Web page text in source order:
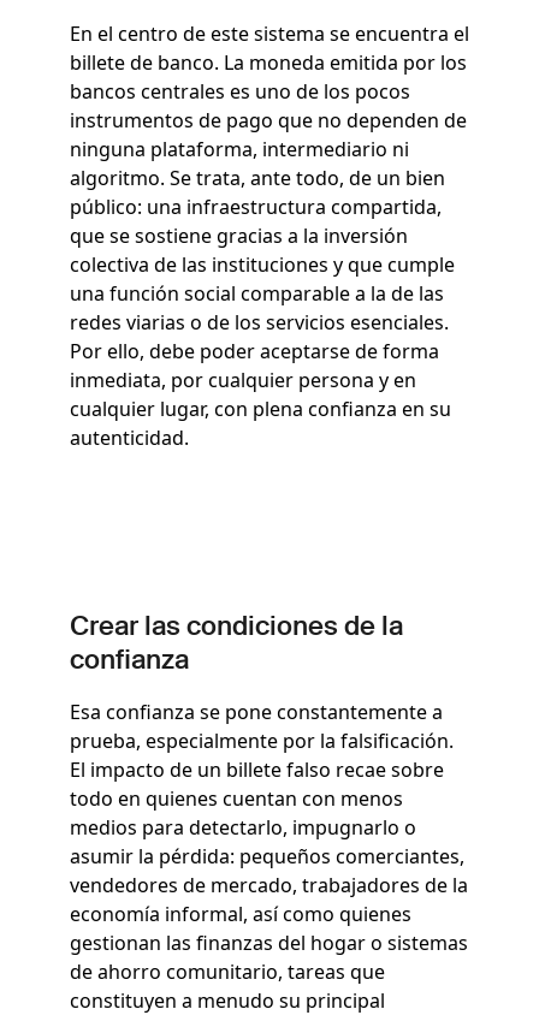
En el centro de este sistema se encuentra el
billete de banco. La moneda emitida por los
bancos centrales es uno de los pocos
instrumentos de pago que no dependen de
ninguna plataforma, intermediario ni
algoritmo. Se trata, ante todo, de un bien
público: una infraestructura compartida,
que se sostiene gracias a la inversión
colectiva de las instituciones y que cumple
una función social comparable a la de las
redes viarias o de los servicios esenciales.
Por ello, debe poder aceptarse de forma
inmediata, por cualquier persona y en
cualquier lugar, con plena confianza en su
autenticidad.
Crear las condiciones de la
confianza
Esa confianza se pone constantemente a
prueba, especialmente por la falsificación.
El impacto de un billete falso recae sobre
todo en quienes cuentan con menos
medios para detectarlo, impugnarlo o
asumir la pérdida: pequeños comerciantes,
vendedores de mercado, trabajadores de la
economía informal, así como quienes
gestionan las finanzas del hogar o sistemas
de ahorro comunitario, tareas que
constituyen a menudo su principal